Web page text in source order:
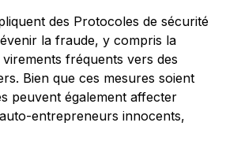
des Protocoles de sécurité
la fraude, y compris la
fréquents vers des
Bien que ces mesures soient
peuvent également affecter
entrepreneurs innocents,